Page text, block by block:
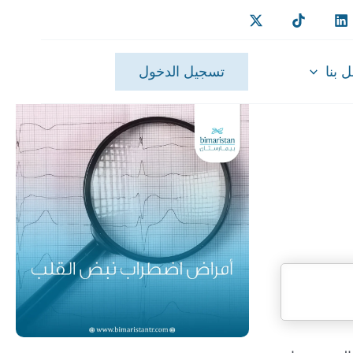
بنا تسجيل الدخول